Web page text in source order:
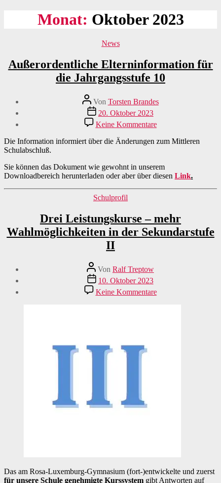
Monat: Oktober 2023
Kategorien
News
Außerordentliche Elterninformation für
die Jahrgangsstufe 10
Beitragsautor
Von Torsten Brandes
Veröffentlichungsdatum
20. Oktober 2023
Keine Kommentarezu
Außerordentliche
Elterninformation
Jahrgangsstufe
10
Die Information informiert über die Änderungen zum Mittleren
Schulabschluß.
Sie können das Dokument wie gewohnt in unserem
Downloadbereich herunterladen oder aber über diesen Link.
Kategorien
Schulprofil
Drei Leistungskurse – mehr
Wahlmöglichkeiten in der Sekundarstufe
II
Beitragsautor
Von Ralf Treptow
Veröffentlichungsdatum
10. Oktober 2023
Keine Kommentarezu
Drei
Das am Rosa-Luxemburg-Gymnasium (fort-)entwickelte und zuerst
für unsere Schule genehmigte Kurssystem gibt Antworten auf